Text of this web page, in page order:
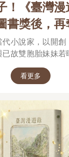
！《臺灣漫
書獎後，再
布克獎】
小說家，以開創
故雙胞胎妹妹若
。其長篇小說《臺
圖書獎與英國國際
紀錄，成功讓世界
看更多